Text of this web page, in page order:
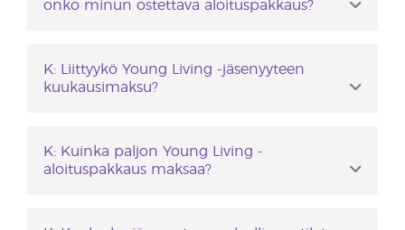
onko minun ostettava aloituspakkaus?
ostamista.
K: Liittyykö Young Living -jäsenyyteen
kuukausimaksu?
kuukausimaksua.
K: Kuinka paljon Young Living -
aloituspakkaus maksaa?